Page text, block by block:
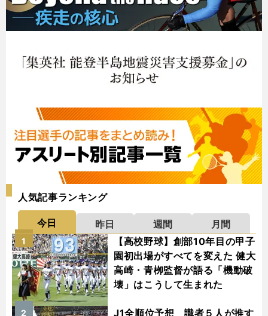
人気記事ランキング
今日 昨日 週間
月間
【高校野球】創部10年目の甲子
園初出場がすべてを変えた 健大
高崎・青栁監督が語る「機動破
壊」はこうして生まれた
1
J1全順位予想 識者５人が推す
2